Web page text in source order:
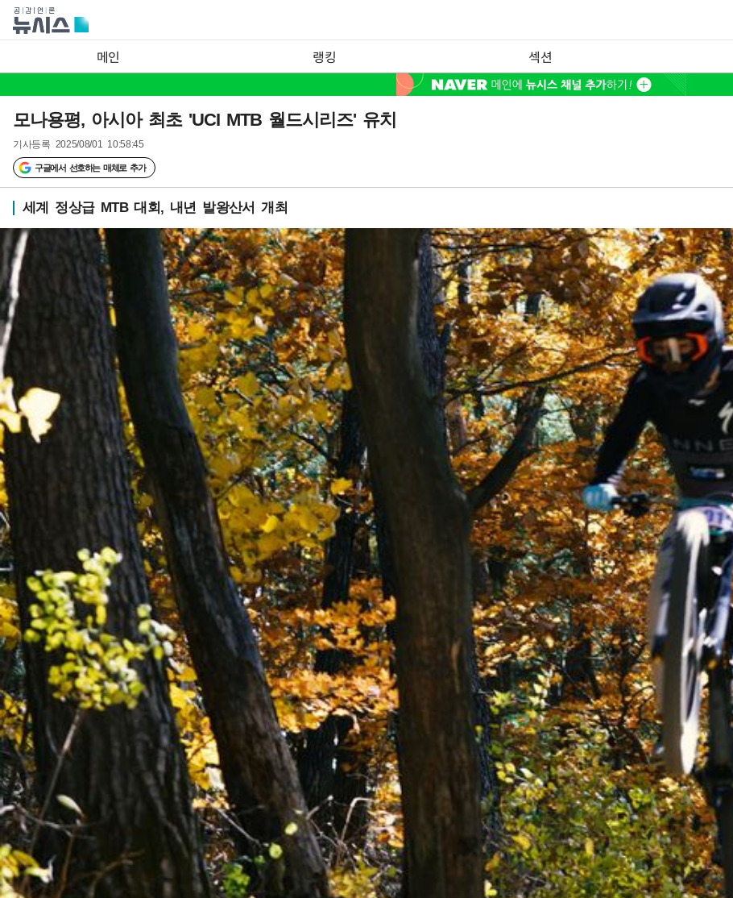
메인 랭킹 섹션
모나용평, 아시아 최초 'UCI MTB 월드시리즈' 유치
기사등록 2025/08/01 10:58:45
구글에서 선호하는 매체로 추가
세계 정상급 MTB 대회, 내년 발왕산서 개최